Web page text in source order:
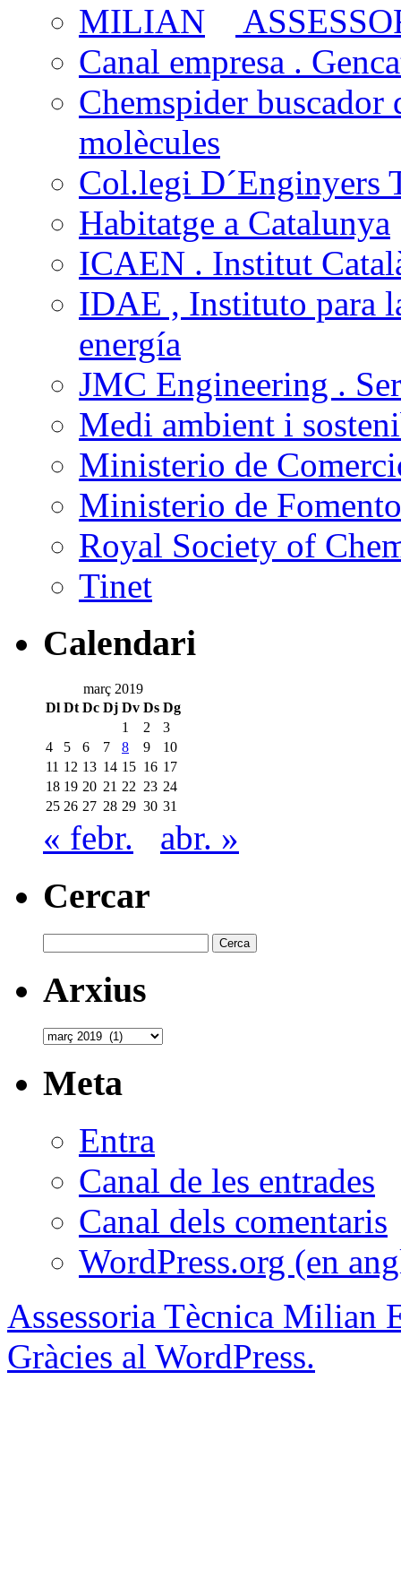
Canal empresa .
Chemspider
molècules
Col.legi D´Enginyers
Habitatge a Catalunya
ICAEN . Institut
IDAE , Instituto para
energía
JMC Engineering .
Medi ambient i
Ministerio de
Ministerio de Fomento
Royal Society of
Tinet
Calendari
març 2019
Dl Dt Dc Dj Dv Ds Dg
1
2
3
4
5 6 7 8 9
10
11 12 13 14 15 16 17
18 19 20 21 22 23 24
25 26 27 28 29 30 31
« febr. abr. »
Cercar
Arxius
Arxius
Meta
Entra
Canal de les entrades
Canal dels comentaris
WordPress.org (en
Assessoria Tècnica Milian
Gràcies al WordPress.